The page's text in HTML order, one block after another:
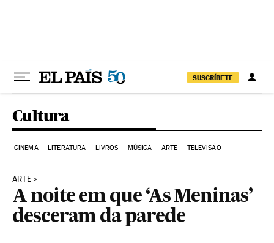
SUSCRÍBETE
Cultura
CINEMA LITERATURA LIVROS MÚSICA ARTE TELEVISÃO
ARTE
A noite em que ‘As Meninas’
desceram da parede